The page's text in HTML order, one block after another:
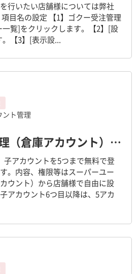
行いたい店舗様については弊社
目名の設定 【1】ゴクー受注管理
覧]をクリックします。【2】[設
【3】[表示設...
ント管理
アカウント管理（倉庫アカウント）の設定について
子アカウントを5つまで無料で登
。内容、権限等はスーパーユー
ウント）から店舗様で自由に設
アカウント6つ目以降は、5アカ